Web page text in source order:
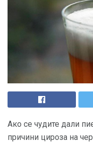
Ако се чудите дали
причини цироза на